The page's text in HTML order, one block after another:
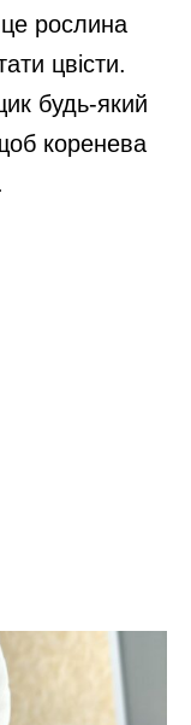
рослина
цвісти.
будь-який
коренева